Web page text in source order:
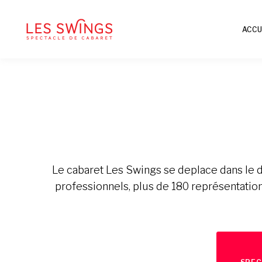
Le cabaret Les Swings se deplace dans
professionnels, plus de 180